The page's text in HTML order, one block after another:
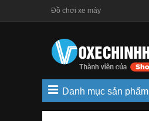
Đồ chơi xe máy
Danh mục sản phẩm